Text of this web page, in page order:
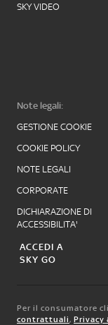
SKY VIDEO
Note legali:
GESTIONE COOKIE
COOKIE POLICY
NOTE LEGALI
CORPORATE
DICHIARAZIONE DI
ACCESSIBILITA'
ACCEDI A
SKY GO
Per il consumatore
contrattuali, Privacy